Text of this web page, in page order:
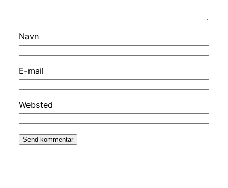
Navn
E-mail
Websted